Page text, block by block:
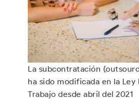
La subcontratación
ha sido modificada en la Ley
Trabajo desde abril del 2021